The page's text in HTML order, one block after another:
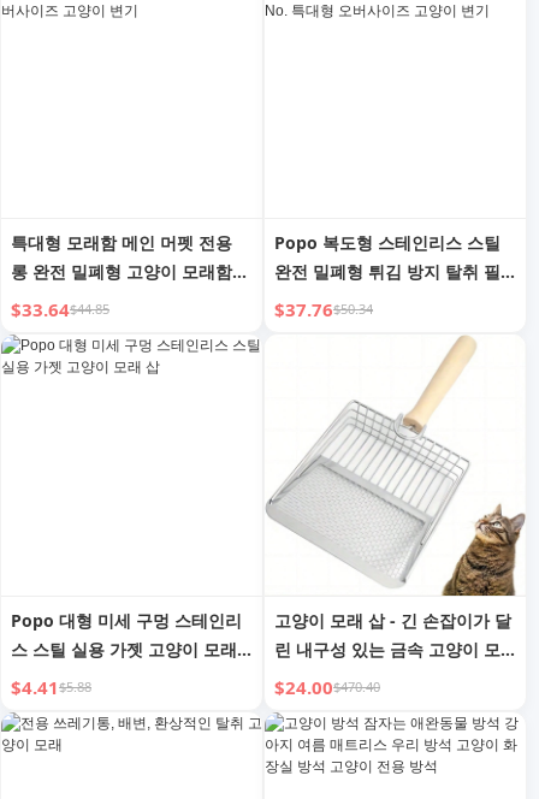
특대형 모래함 메인 머펫 전용
롱 완전 밀폐형 고양이 모래함
서브 자이언트 오버사이즈 고양
이 변기
$33.64$44.85
Popo 복도형 스테인리스 스틸
완전 밀폐형 튀김 방지 탈취 필
터 고양이 모래함 No. 특대형 오
$37.76$50.34
Popo 대형 미세 구멍 스테인리
스 스틸 실용 가젯 고양이 모래
삽
$4.41$5.88
고양이 모래 삽 - 긴 손잡이가 달
린 내구성 있는 금속 고양이 모
래 스쿠퍼, 리터 박스용 헤비 듀
티 푸퍼 스쿠퍼, 스테인리스 스
틸 리터 스쿠퍼
$24.00$470.40